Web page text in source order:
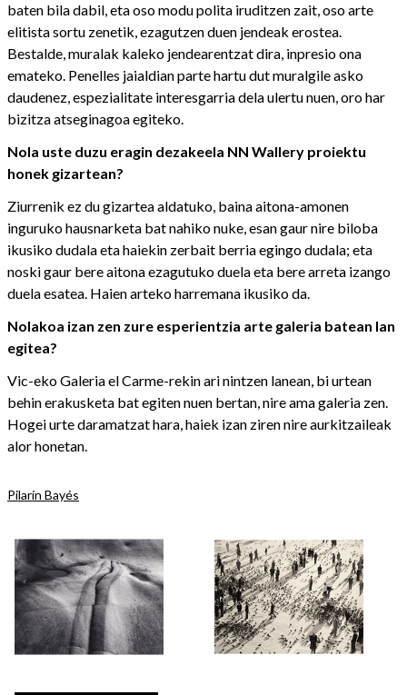
baten bila dabil, eta oso modu polita iruditzen zait, oso arte
elitista sortu zenetik, ezagutzen duen jendeak erostea.
Bestalde, muralak kaleko jendearentzat dira, inpresio ona
emateko. Penelles jaialdian parte hartu dut muralgile asko
daudenez, espezialitate interesgarria dela ulertu nuen, oro har
bizitza atseginagoa egiteko.
Nola uste duzu eragin dezakeela NN Wallery proiektu
honek gizartean?
Ziurrenik ez du gizartea aldatuko, baina aitona-amonen
inguruko hausnarketa bat nahiko nuke, esan gaur nire biloba
ikusiko dudala eta haiekin zerbait berria egingo dudala; eta
noski gaur bere aitona ezagutuko duela eta bere arreta izango
duela esatea. Haien arteko harremana ikusiko da.
Nolakoa izan zen zure esperientzia arte galeria batean lan
egitea?
Vic-eko Galeria el Carme-rekin ari nintzen lanean, bi urtean
behin erakusketa bat egiten nuen bertan, nire ama galeria zen.
Hogei urte daramatzat hara, haiek izan ziren nire aurkitzaileak
alor honetan.
Pilarín Bayés